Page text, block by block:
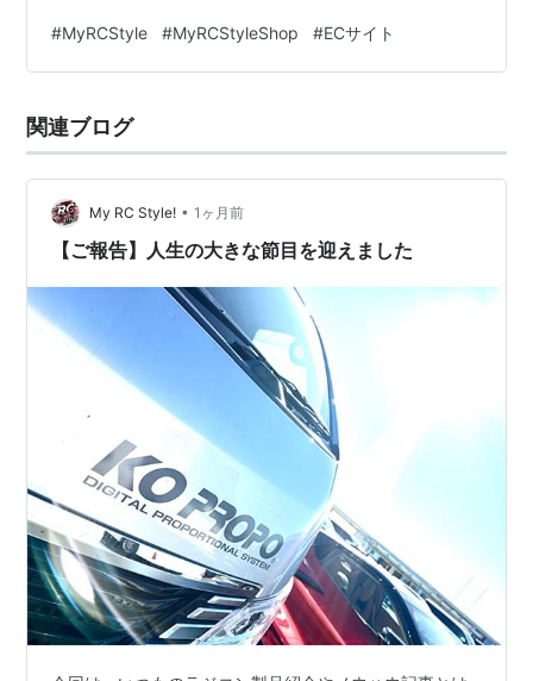
イトをオープンしたのは、単に商品を販売するページを
増やしたかったからではありません。 なぜ新しいショッ
して、これからMy RC Style Shop!をどのような場所に
し…
#MyRCStyle #MyRCStyleShop #ECサイト
関連ブログ
My RC Style! • 1ヶ月前
【ご報告】人生の大きな節目を迎えました